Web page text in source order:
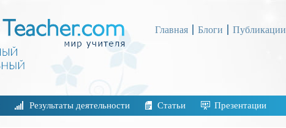
Главная Блоги Публикации
Результаты деятельности Статьи Презентации